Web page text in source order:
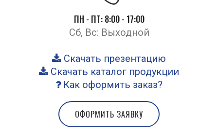
ПН - ПТ: 8:00 - 17:00
Сб, Вс: Выходной
Скачать презентацию
Скачать каталог продукции
Как оформить заказ?
ОФОРМИТЬ ЗАЯВКУ